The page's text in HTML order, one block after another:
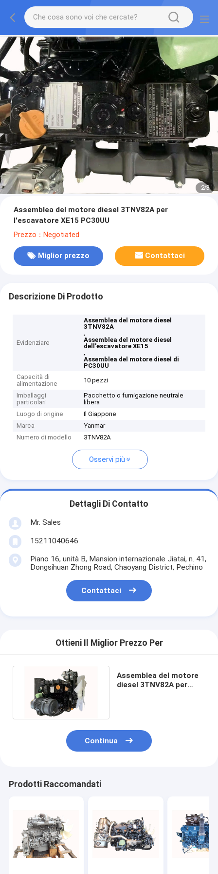
2/3
Assemblea del motore diesel 3TNV82A per
l'escavatore XE15 PC30UU
Prezzo：Negotiated
Miglior prezzo Contattaci
Descrizione Di Prodotto
Evidenziare
Assemblea del motore diesel
3TNV82A
,
Assemblea del motore diesel
dell'escavatore XE15
,
Assemblea del motore diesel di
PC30UU
Capacità di
alimentazione
10 pezzi
Imballaggi
particolari
Pacchetto o fumigazione neutrale
libera
Luogo di origine
Il Giappone
Marca
Yanmar
Numero di modello
3TNV82A
Osservi più
Dettagli Di Contatto
Mr. Sales
15211040646
Piano 16, unità B, Mansion internazionale Jiatai, n. 41,
Dongsihuan Zhong Road, Chaoyang District, Pechino
Contattaci
Ottieni Il Miglior Prezzo Per
Assemblea del motore
diesel 3TNV82A per
Continua
Prodotti Raccomandati